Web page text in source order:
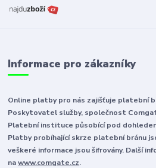
Informace pro zákazníky
Online platby pro nás zajišťuje platební
Poskytovatel služby, společnost
Platební instituce působící pod
Platby probíhající skrze platební bránu
veškeré informace jsou šifrovány. Další
nawww.comgate.cz.